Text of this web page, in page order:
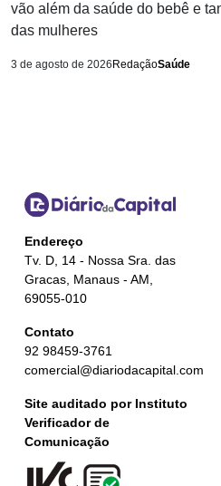
vão além da saúde do bebê e
das mulheres
3 de agosto de 2026 RedaçãoSaúde
Endereço
Tv. D, 14 - Nossa Sra. das
Gracas, Manaus - AM,
69055-010
Contato
92 98459-3761
comercial@diariodacapital.com
Site auditado por Instituto
Verificador de
Comunicação